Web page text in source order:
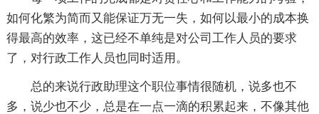
如何化繁为简而又能保证万无一失，如何以最小的成本换
得最高的效率，这已经不单纯是对公司工作人员的要求
了，对行政工作人员也同时适用。
总的来说行政助理这个职位事情很随机，说多也不
多，说少也不少，总是在一点一滴的积累起来，不像其他